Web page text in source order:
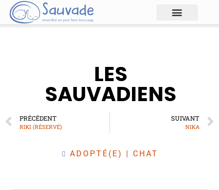
LES
SAUVADIENS
PRÉCÉDENT
RIKI (RÉSERVÉ)
SUIVANT
NIKA
ADOPTÉ(E) | CHAT